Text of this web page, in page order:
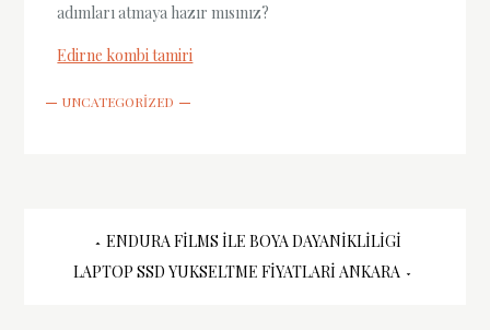
adımları atmaya hazır mısınız?
Edirne kombi tamiri
UNCATEGORIZED
YazıENDURA FILMS İLE BOYA DAYANIKLILIGI
LAPTOP SSD YUKSELTME FIYATLARI ANKARA